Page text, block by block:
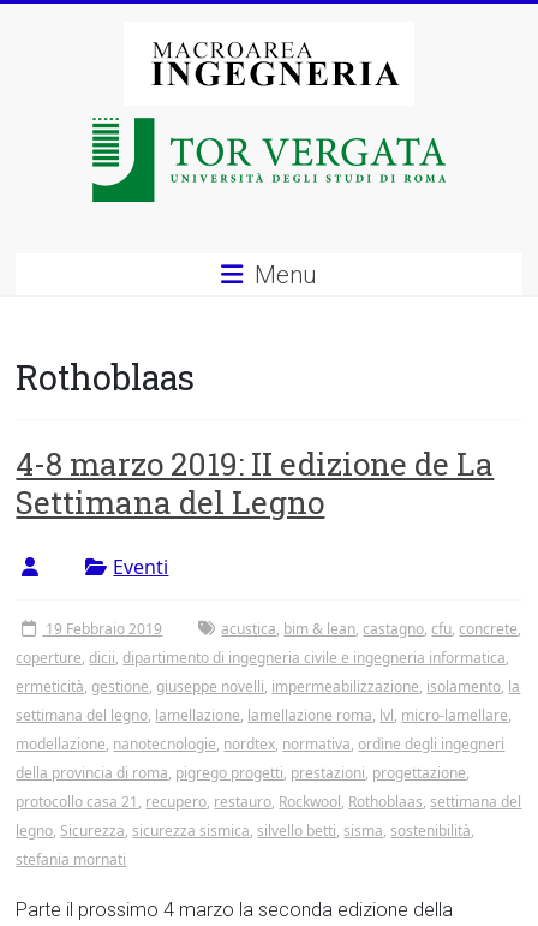
Macroarea
degli
di
Roma
Tor
Vergata
Menu
Rothoblaas
4-8 marzo 2019: II edizione de La
Settimana del Legno
Eventi
19 Febbraio 2019 acustica, bim & lean,castagno,cfu,concrete,
coperture,dicii,dipartimento di ingegneria civile e ingegneria informatica,
ermeticità,gestione,giuseppe novelli, impermeabilizzazione, isolamento, la
settimana del legno, lamellazione, lamellazione roma, lvl, micro-lamellare,
modellazione, nanotecnologie, nordtex, normativa,ordine degli ingegneri
della provincia di roma, pigrego progetti, prestazioni, progettazione,
protocollo casa 21 , recupero, restauro, Rockwool, Rothoblaas,settimana del
legno, Sicurezza,sicurezza sismica,silvello betti,sisma,sostenibilità,
stefania mornati
Parte il prossimo 4 marzo la seconda edizione della